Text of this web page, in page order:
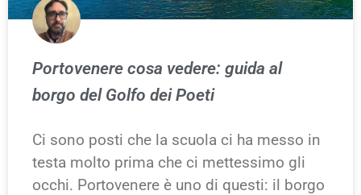
Portovenere cosa vedere: guida al
borgo del Golfo dei Poeti
Ci sono posti che la scuola ci ha messo in
testa molto prima che ci mettessimo gli
occhi. Portovenere è uno di questi: il borgo